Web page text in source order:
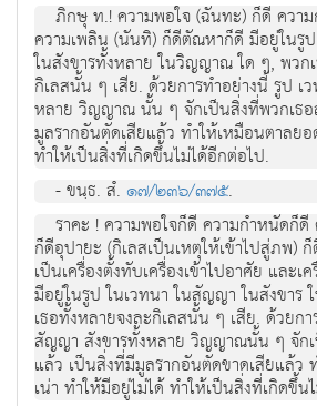
ภิกษุ ท.! ความพอใจ (ฉันทะ) ก็ดี ควา
ความเพลิน (นันทิ) ก็ดีตัณหาก็ดี มีอยู่ในรู
ในสังขารทั้งหลาย ในวิญญาณ ใด ๆ, พวก
กิเลสนั้น ๆ เสีย. ด้วยการทำอย่างนี้ รูป
หลาย วิญญาณ นั้น ๆ จักเป็นสิ่งที่พวกเธอ
มูลรากอันตัดเสียแล้ว ทำให้เหมือนตาลย
ทำให้เป็นสิ่งที่เกิดขึ้นไม่ได้อีกต่อไป.
- ขนฺธ. สํ.๑๗/๒๓๖/๓๗๕.
ราคะ ! ความพอใจก็ดี ความกำหนัดก็
ก็ดีอุปายะ (กิเลสเป็นเหตุให้เข้าไปสู่ภพ)
เป็นเครื่องตั้งทับเครื่องเข้าไปอาศัย และเ
มีอยู่ในรูป ในเวทนา ในสัญญา ในสังขา
เธอทั้งหลายจงละกิเลสนั้น ๆ เสีย. ด้วยก
สัญญา สังขารทั้งหลาย วิญญาณนั้น ๆ จัก
แล้ว เป็นสิ่งที่มีมูลรากอันตัดขาดเสียแล้ว
เน่า ทำให้มีอยู่ไม่ได้ ทำให้เป็นสิ่งที่เกิดขึ้น